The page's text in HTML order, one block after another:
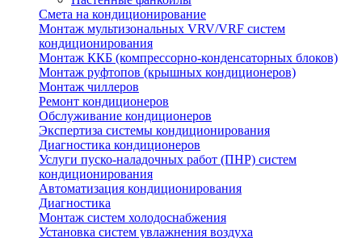
Смета на кондиционирование
Монтаж мультизональных VRV/VRF систем
кондиционирования
Монтаж ККБ (компрессорно-конденсаторных блоков)
Монтаж руфтопов (крышных кондиционеров)
Монтаж чиллеров
Ремонт кондиционеров
Обслуживание кондиционеров
Экспертиза системы кондиционирования
Диагностика кондиционеров
Услуги пуско-наладочных работ (ПНР) систем
кондиционирования
Автоматизация кондиционирования
Диагностика
Монтаж систем холодоснабжения
Установка систем увлажнения воздуха